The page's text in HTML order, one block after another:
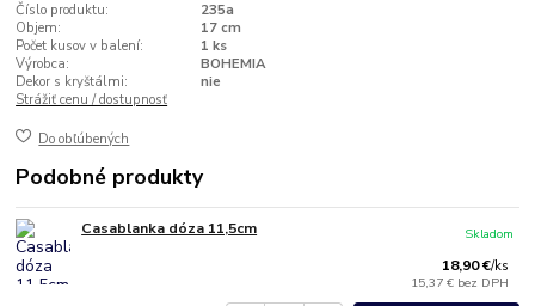
Číslo produktu:
235a
Objem:
17 cm
Počet kusov v balení:
1 ks
Výrobca:
BOHEMIA
Dekor s kryštálmi:
nie
Strážiť cenu / dostupnosť
Do obľúbených
Podobné produkty
Casablanka dóza 11,5cm
18,90 €/ks
15,37 € bez DPH
Skladom